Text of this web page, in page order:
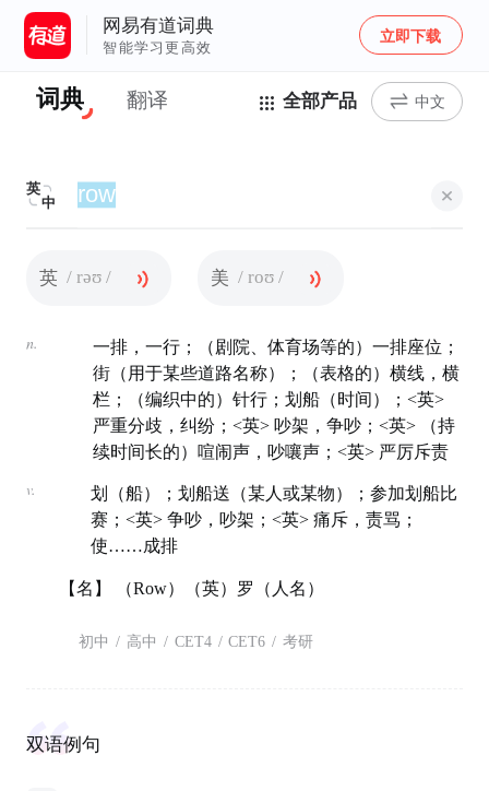
网易有道词典
智能学习更高效
立即下载
词典 翻译 全部产品 中文
英
中
英 / rəʊ / 美 / roʊ /
n.
一排，一行；（剧院、体育场等的）一排座位；
街（用于某些道路名称）；（表格的）横线，横
栏；（编织中的）针行；划船（时间）；<英>
严重分歧，纠纷；<英> 吵架，争吵；<英> （持
续时间长的）喧闹声，吵嚷声；<英> 严厉斥责
v.
划（船）；划船送（某人或某物）；参加划船比
赛；<英> 争吵，吵架；<英> 痛斥，责骂；
使……成排
【名】 （Row）（英）罗（人名）
初中 / 高中 / CET4 / CET6 / 考研
双语例句